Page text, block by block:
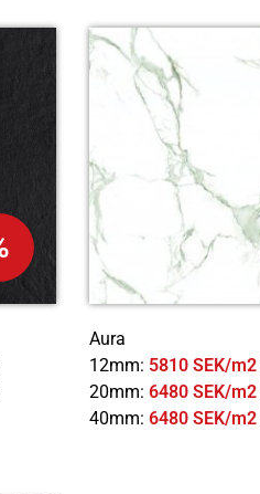
Aura
12mm: 5810 SEK/m2
20mm: 6480 SEK/m2
40mm: 6480 SEK/m2